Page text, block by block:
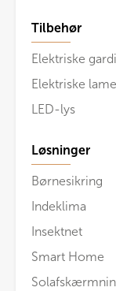
Tilbehør
Elektriske
Elektriske
LED-lys
Løsninger
Børnesikring
Indeklima
Insektnet
Smart Home